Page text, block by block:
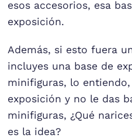
esos accesorios, esa
exposición.
Además, si esto fuera
incluyes una base de
minifiguras, lo
exposición y no le das
minifiguras, ¿Qué
es la idea?